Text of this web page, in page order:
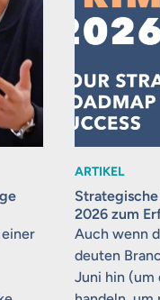
ARTIKEL
2026 zum
Auch wenn
deuten
Juni hin (um